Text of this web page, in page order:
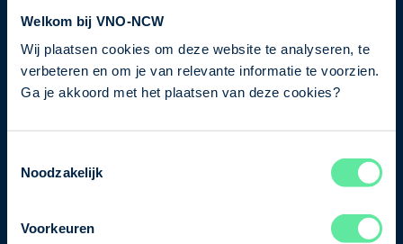
Welkom bij VNO-NCW
Wij plaatsen cookies om deze website te analyseren, te
verbeteren en om je van relevante informatie te voorzien.
Ga je akkoord met het plaatsen van deze cookies?
Noodzakelijk
Voorkeuren
Direct naar
Ons verhaal
Bezuidenhoutseweg 12
T+31 70 349 03 49